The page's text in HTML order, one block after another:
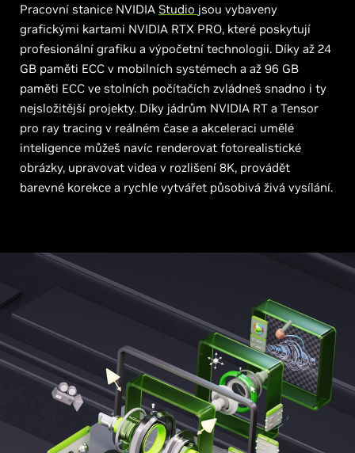
Pracovní stanice NVIDIA Studio jsou vybaveny
grafickými kartami NVIDIA RTX PRO, které poskytují
profesionální grafiku a výpočetní technologii. Díky až 24
GB paměti ECC v mobilních systémech a až 96 GB
paměti ECC ve stolních počítačích zvládneš snadno i ty
nejsložitější projekty. Díky jádrům NVIDIA RT a Tensor
pro ray tracing v reálném čase a akceleraci umělé
inteligence můžeš navíc renderovat fotorealistické
obrázky, upravovat videa v rozlišení 8K, provádět
barevné korekce a rychle vytvářet působivá živá vysílání.